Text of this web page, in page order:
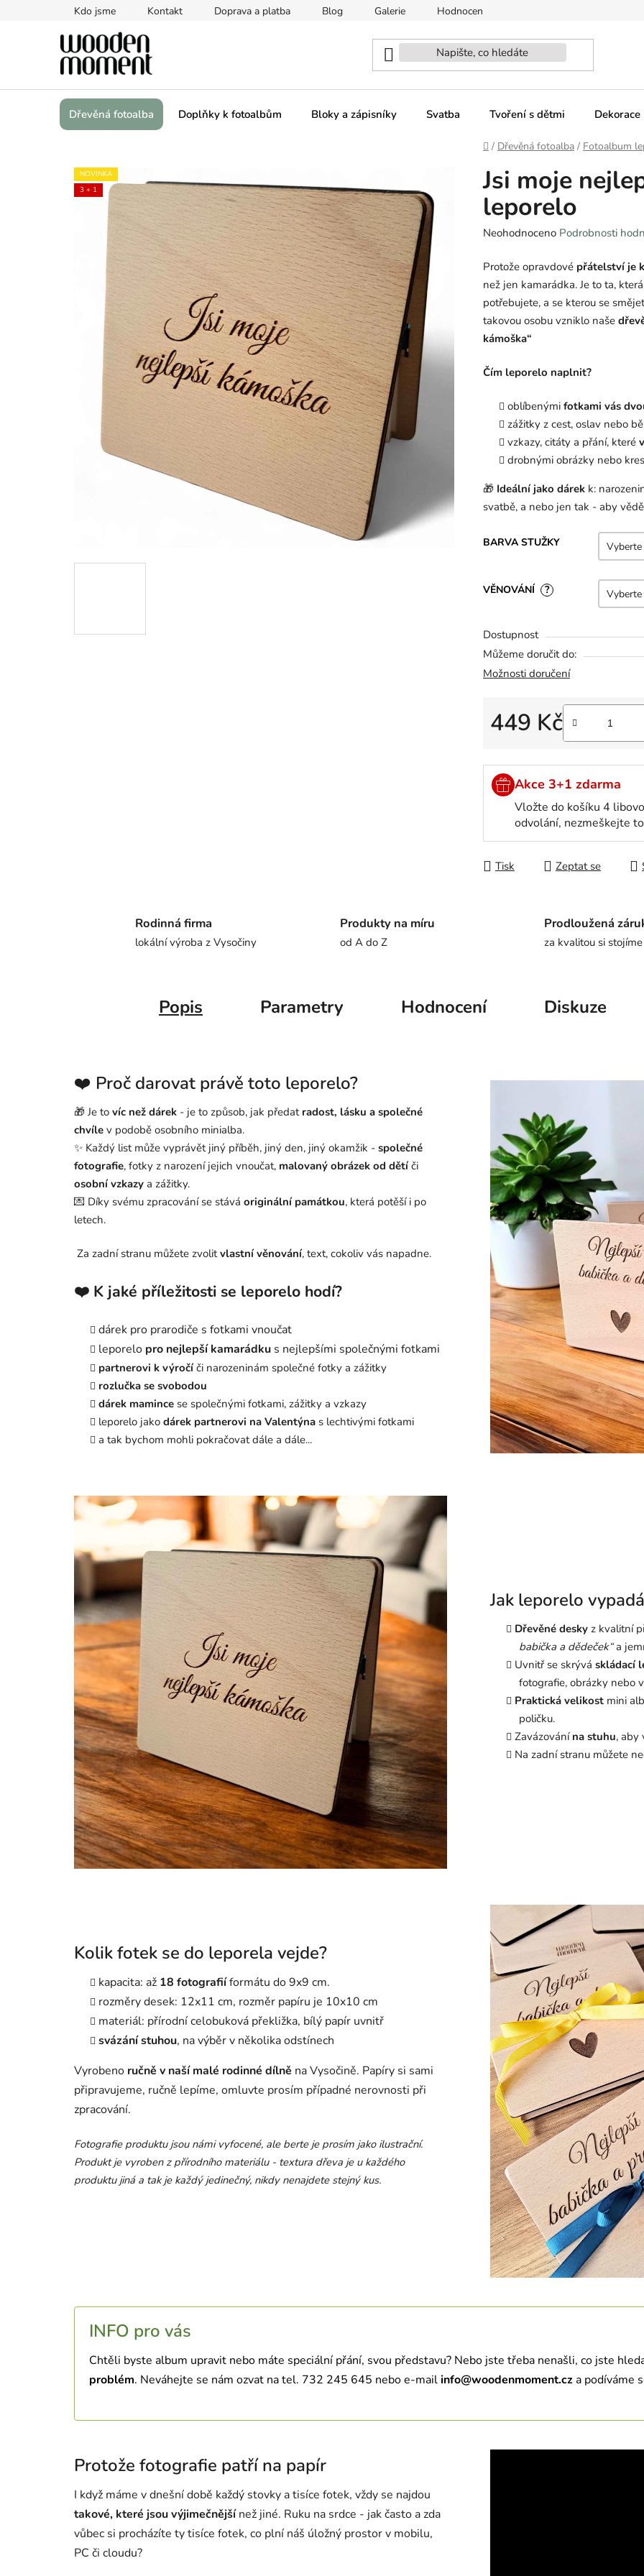
Kdo jsme Kontakt Doprava a platba Blog Galerie Hodnocení obchodu
Dřevěná fotoalba Doplňky k fotoalbům Bloky a zápisníky Svatba Tvoření s dětmi Dekorace
Domů
/ Dřevěná fotoalba / Fotoalbum
Jsi moje
leporelo
Průměrné
produktu
je
0,0
z
5
Neohodnoceno Podrobnosti
Protože opravdové přátelství je
než jen kamarádka. Je to ta,
potřebujete, a se kterou se
takovou osobu vzniklo naše
kámoška“
Čím leporelo naplnit?
oblíbenými fotkami vás
zážitky z cest, oslav nebo
vzkazy, citáty a přání, které
drobnými obrázky nebo
🎁 Ideální jako dárek k:
svatbě, a nebo jen tak - aby
BARVA STUŽKY
VĚNOVÁNÍ ?
Dostupnost
Můžeme doručit do:
Možnosti doručení
449 Kč
Akce 3+1 zdarma
Vložte do košíku 4
odvolání, nezmeškejte
Tisk Zeptat se
NOVINKA
3 + 1
Rodinná firma
lokální výroba z Vysočiny
Produkty na míru
od A do Z
Prodloužená
za kvalitou si stojíme
Popis Parametry Hodnocení Diskuze
❤️ Proč darovat právě toto leporelo?
🎁 Je to víc než dárek - je to způsob, jak předat radost, lásku a společné
chvíle v podobě osobního minialba.
✨ Každý list může vyprávět jiný příběh, jiný den, jiný okamžik - společné
fotografie, fotky z narození jejich vnoučat, malovaný obrázek od dětí či
osobní vzkazy a zážitky.
💌 Díky svému zpracování se stává originální památkou, která potěší i po
letech.
Za zadní stranu můžete zvolitvlastní věnování, text, cokoliv vás napadne.
❤️ K jaké příležitosti se leporelo hodí?
dárek pro prarodiče s fotkami vnoučat
leporelo pro nejlepší kamarádku s nejlepšími společnými fotkami
partnerovi k výročí či narozeninám společné fotky a zážitky
rozlučka se svobodou
dárek mamince se společnými fotkami, zážitky a vzkazy
leporelo jako dárek partnerovi na Valentýna s lechtivými fotkami
a tak bychom mohli pokračovat dále a dále...
Jak leporelo
Dřevěné desky z kvalitní
babička a dědeček“a
Uvnitř se skrývá skládací
fotografie, obrázky nebo
Praktická velikost mini
poličku.
Zavázovánína stuhu, aby
Na zadní stranu můžete
Kolik fotek se do leporela vejde?
kapacita: až 18 fotografiíformátu do 9x9 cm.
rozměry desek: 12x11 cm, rozměr papíru je 10x10 cm
materiál: přírodní celobuková překližka, bílý papír uvnitř
svázání stuhou, na výběr v několika odstínech
Vyrobeno ručně v naší malé rodinné dílně na Vysočině. Papíry si sami
připravujeme, ručně lepíme, omluvte prosím případné nerovnosti při
zpracování.
Fotografie produktu jsou námi vyfocené, ale berte je prosím jako ilustrační.
Produkt jevyroben z přírodního materiálu - textura dřeva je u každého
produktu jiná a tak je každý jedinečný, nikdy nenajdete stejný kus.
INFO pro vás
Chtěli byste album upravit nebo máte speciální přání, svou představu? Nebo jste třeba nenašli, co jste
problém. Neváhejte se nám ozvat na tel. 732 245 645 nebo e-mailinfo@woodenmoment.cza podíváme
Protože fotografie patří na papír
I když máme v dnešní době každý stovky a tisíce fotek, vždy se najdou
takové, které jsou výjimečnějšínež jiné. Ruku na srdce - jak často a zda
vůbec si procházíte ty tisíce fotek, co plní náš úložný prostor v mobilu,
PC či cloudu?